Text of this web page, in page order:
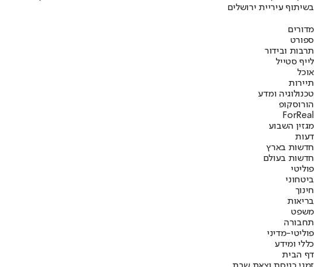
בשיתוף עיריית ירושלים
מדורים
ספורט
תרבות ובידור
לייף סטייל
אוכל
תיירות
טכנולוגיה ומדע
הורוסקופ
ForReal
מגזין השבוע
דעות
חדשות בארץ
חדשות בעולם
פוליטי
ביטחוני
חינוך
בריאות
משפט
תחבורה
פוליטי-מדיני
כללי ומידע
דף הבית